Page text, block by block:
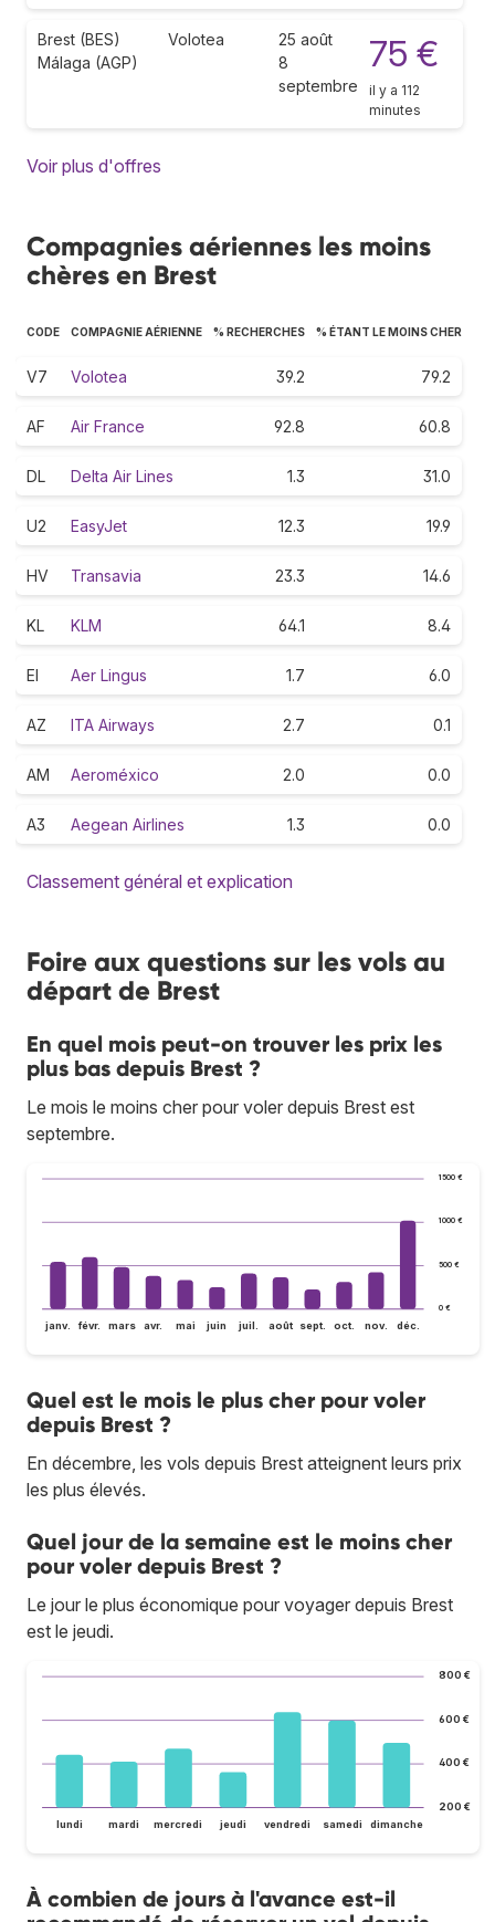
Brest (BES)
Málaga (AGP)
Volotea
25 août
8
septembre
75 €
il y a 112
minutes
Voir plus d'offres
Compagnies aériennes les moins
chères en Brest
CODE COMPAGNIE AÉRIENNE % RECHERCHES % ÉTANT LE MOINS CHER
V7 Volotea 39.2 79.2
AF Air France 92.8 60.8
DL Delta Air Lines 1.3 31.0
U2 EasyJet 12.3 19.9
HV Transavia 23.3 14.6
KL KLM 64.1 8.4
EI Aer Lingus 1.7 6.0
AZ ITA Airways 2.7 0.1
AM Aeroméxico 2.0 0.0
A3 Aegean Airlines 1.3 0.0
Classement général et explication
Foire aux questions sur les vols au
départ de Brest
En quel mois peut-on trouver les prix les
plus bas depuis Brest ?
Le mois le moins cher pour voler depuis Brest est
septembre.
0 €
500 €
1 000 €
1 500 €
janv. févr. mars avr. mai juin juil. août sept. oct. nov. déc.
Quel est le mois le plus cher pour voler
depuis Brest ?
En décembre, les vols depuis Brest atteignent leurs prix
les plus élevés.
Quel jour de la semaine est le moins cher
pour voler depuis Brest ?
Le jour le plus économique pour voyager depuis Brest
est le jeudi.
200 €
400 €
600 €
800 €
lundi mardi mercredi jeudi vendredi samedi dimanche
À combien de jours à l'avance est-il